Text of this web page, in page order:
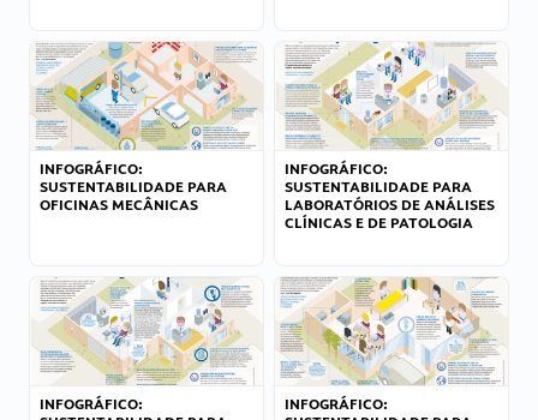
INFOGRÁFICO:
SUSTENTABILIDADE PARA
OFICINAS MECÂNICAS
INFOGRÁFICO:
SUSTENTABILIDADE PARA
LABORATÓRIOS DE ANÁLISES
CLÍNICAS E DE PATOLOGIA
INFOGRÁFICO:
INFOGRÁFICO: